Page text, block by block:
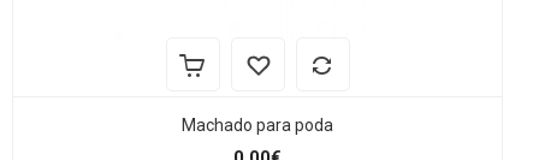
Machado para poda